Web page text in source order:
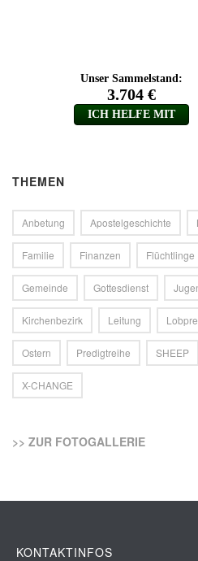
THEMEN
Anbetung Apostelgeschichte
Familie Finanzen Flüchtlinge
Gemeinde Gottesdienst
Kirchenbezirk Leitung
Ostern Predigtreihe SHEEP
X-CHANGE
>> ZUR FOTOGALLERIE
KONTAKTINFOS